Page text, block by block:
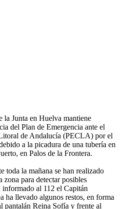
Junta en Huelva mantiene
del Plan de Emergencia ante el
de Andalucía (PECLA) por el
a la picadura de una tubería en
en Palos de la Frontera.
toda la mañana se han realizado
zona para detectar posibles
informado al 112 el Capitán
ha llevado algunos restos, en forma
pantalán Reina Sofía y frente al